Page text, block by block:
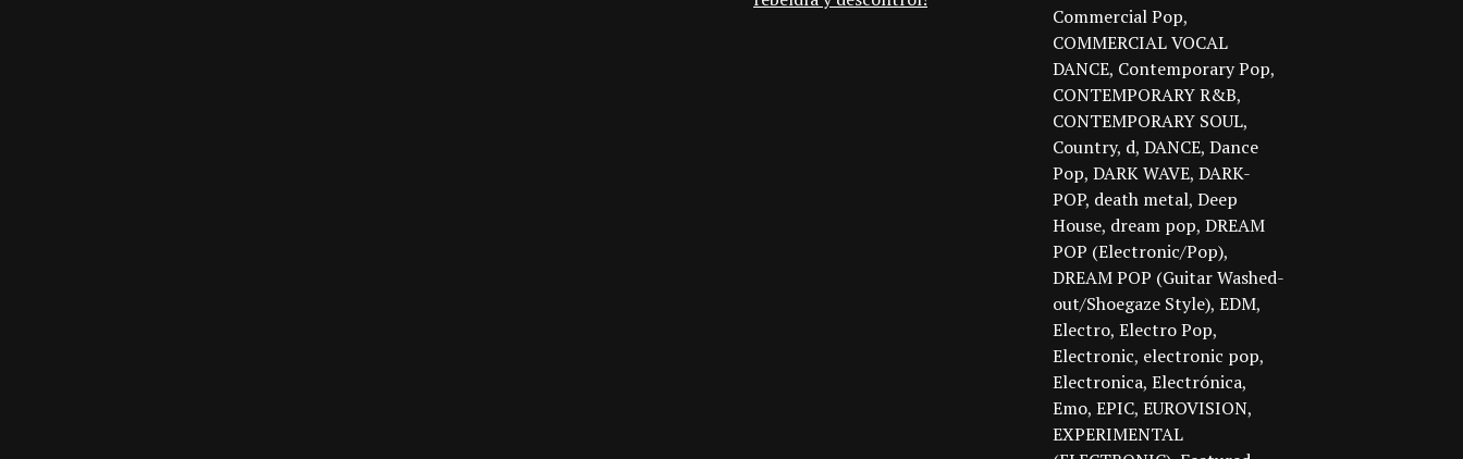
Commercial Pop
COMMERCIAL VOCAL
DANCE Contemporary Pop
CONTEMPORARY R&B
CONTEMPORARY SOUL
Country d DANCE Dance
Pop DARK WAVE DARK-
POP death metal Deep
House dream pop DREAM
POP (Electronic/Pop)
DREAM POP (Guitar Washed-
out/Shoegaze Style) EDM
Electro Electro Pop
Electronic electronic pop
Electronica Electrónica
Emo EPIC EUROVISION
EXPERIMENTAL